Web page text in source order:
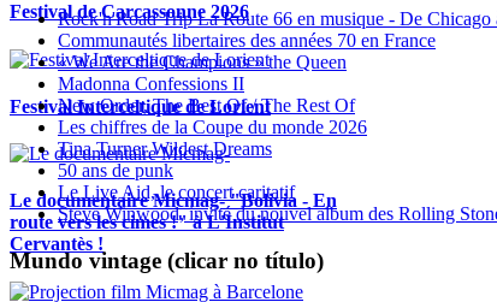
Festival de Carcassonne 2026
Festival Interceltique de Lorient
Le documentaire Micmag- "Bolivia - En
route vers les cimes !" à L'Institut
Cervantès !
Rock'n'Road Trip La Route 66 en musique - De Chicago
Communautés libertaires des années 70 en France
« We Are the Champions » the Queen
Madonna Confessions II
New Order, The Best Of / The Rest Of
Les chiffres de la Coupe du monde 2026
Tina Turner Wildest Dreams
50 ans de punk
Le Live Aid, le concert caritatif
Steve Winwood, invité du nouvel album des Rolling
Mundo vintage (clicar no título)